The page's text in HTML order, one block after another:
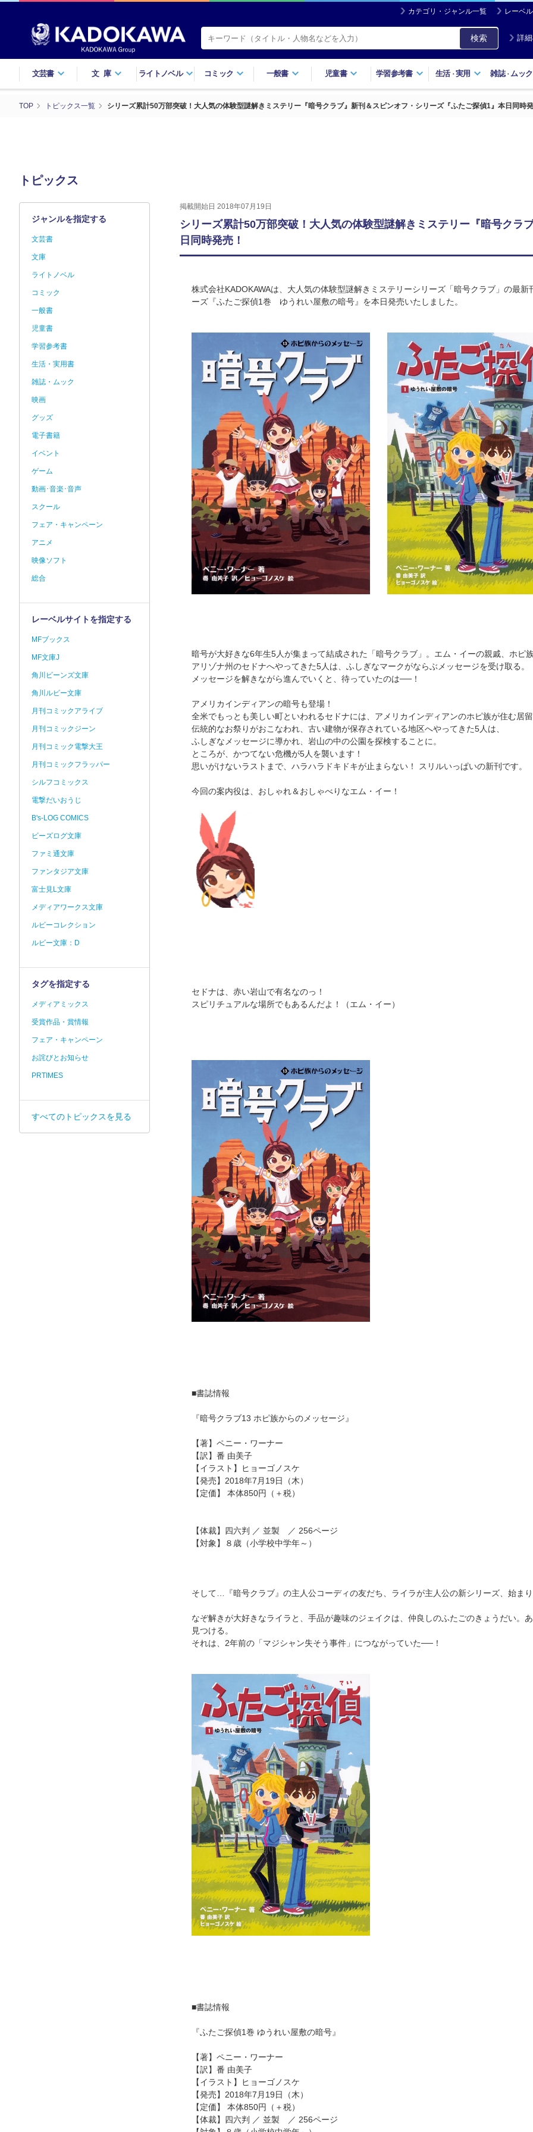
カテゴリ・ジャンル一覧 レーベ
検索 詳
文芸書 文庫 ライトノベル コミック 一般書 児童書 学習参考書 生活・実用 雑誌・ ムック
TOP トピックス一覧 シリーズ累計50万部突破！大人気の体験型謎解きミステリー『暗号クラブ』新刊＆スピンオフ・シリーズ『ふたご探偵1』本日同時
トピックス
掲載開始日 2018年07月19日
シリーズ累計50万部突破！大人気の体験型謎解きミステリー『暗号クラ
日同時発売！
株式会社KADOKAWAは、大人気の体験型謎解きミステリーシリーズ「暗号クラブ」の最
ーズ『ふたご探偵1巻 ゆうれい屋敷の暗号』を本日発売いたしました。
暗号が大好きな6年生5人が集まって結成された「暗号クラブ」。エム・イーの親戚、ホピ
アリゾナ州のセドナへやってきた5人は、ふしぎなマークがならぶメッセージを受け取る。
メッセージを解きながら進んでいくと、待っていたのは──！
アメリカインディアンの暗号も登場！
全米でもっとも美しい町といわれるセドナには、アメリカインディアンのホピ族が住む居
伝統的なお祭りがおこなわれ、古い建物が保存されている地区へやってきた5人は、
ふしぎなメッセージに導かれ、岩山の中の公園を探検することに。
ところが、かつてない危機が5人を襲います！
思いがけないラストまで、ハラハラドキドキが止まらない！ スリルいっぱいの新刊です。
今回の案内役は、おしゃれ＆おしゃべりなエム・イー！
セドナは、赤い岩山で有名なのっ！
スピリチュアルな場所でもあるんだよ！（エム・イー）
■書誌情報
『暗号クラブ13 ホピ族からのメッセージ』
【著】ペニー・ワーナー
【訳】番 由美子
【イラスト】ヒョーゴノスケ
【発売】2018年7月19日（木）
【定価】 本体850円（＋税）
【体裁】四六判 ／ 並製 ／ 256ページ
【対象】８歳（小学校中学年～）
そして…『暗号クラブ』の主人公コーディの友だち、ライラが主人公の新シリーズ、始ま
なぞ解きが大好きなライラと、手品が趣味のジェイクは、仲良しのふたごのきょうだい。
見つける。
それは、2年前の「マジシャン失そう事件」につながっていた──！
■書誌情報
『ふたご探偵1巻 ゆうれい屋敷の暗号』
【著】ペニー・ワーナー
【訳】番 由美子
【イラスト】ヒョーゴノスケ
【発売】2018年7月19日（木）
【定価】 本体850円（＋税）
【体裁】四六判 ／ 並製 ／ 256ページ
ジャンルを指定する
文芸書
文庫
ライトノベル
コミック
一般書
児童書
学習参考書
生活・実用書
雑誌・ムック
映画
グッズ
電子書籍
イベント
ゲーム
動画･音楽･音声
スクール
フェア・キャンペーン
アニメ
映像ソフト
総合
レーベルサイトを指定する
MFブックス
MF文庫J
角川ビーンズ文庫
角川ルビー文庫
月刊コミックアライブ
月刊コミックジーン
月刊コミック電撃大王
月刊コミックフラッパー
シルフコミックス
電撃だいおうじ
B's-LOG COMICS
ビーズログ文庫
ファミ通文庫
ファンタジア文庫
富士見L文庫
メディアワークス文庫
ルビーコレクション
ルビー文庫：D
タグを指定する
メディアミックス
受賞作品・賞情報
フェア・キャンペーン
お詫びとお知らせ
PRTIMES
すべてのトピックスを見る